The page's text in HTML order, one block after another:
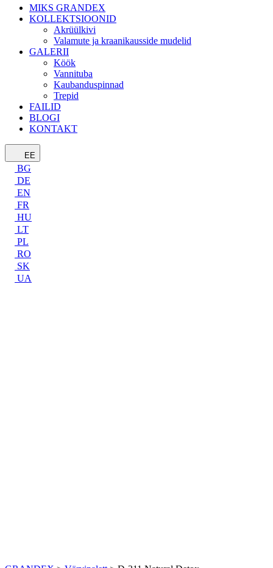
MIKS GRANDEX
KOLLEKTSIOONID
Akrüülkivi
Valamute ja kraanikausside mudelid
GALERII
Köök
Vannituba
Kaubanduspinnad
Trepid
FAILID
BLOGI
KONTAKT
EE
BG
DE
EN
FR
HU
LT
PL
RO
SK
UA